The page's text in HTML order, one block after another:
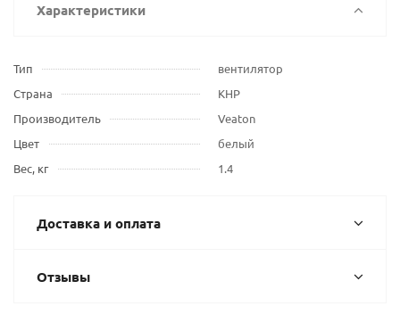
Характеристики
Тип
вентилятор
Страна
КНР
Производитель
Veaton
Цвет
белый
Вес, кг
1.4
Доставка и оплата
Отзывы